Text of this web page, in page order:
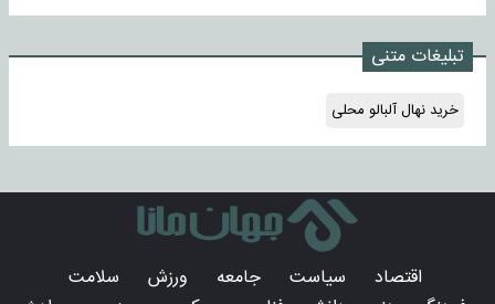
تبلیغات متنی
خرید نهال آلبالو محلی
اقتصاد سیاست جامعه ورزش
سلامت